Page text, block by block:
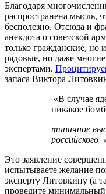
Благодаря
распространена мысль,
бесполезно. Отсюда и
анекдота о советской
только гражданские, но
рядовые, но даже
экспертами.
запаса Виктора
«В случае
никакое
типичное
российского
Это заявление
испытываете желание
эксперту Литовкину (а
проведите минимальный